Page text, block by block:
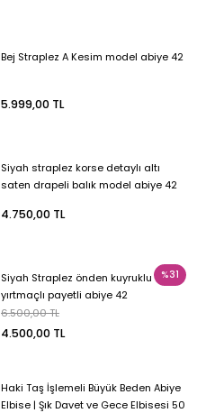
Bej Straplez A Kesim model abiye 42
5.999,00 TL
Siyah straplez korse detaylı altı
saten drapeli balık model abiye 42
4.750,00 TL
%31
Siyah Straplez önden kuyruklu ve
yırtmaçlı payetli abiye 42
6.500,00 TL
4.500,00 TL
Haki Taş İşlemeli Büyük Beden Abiye
Elbise | Şık Davet ve Gece Elbisesi 50